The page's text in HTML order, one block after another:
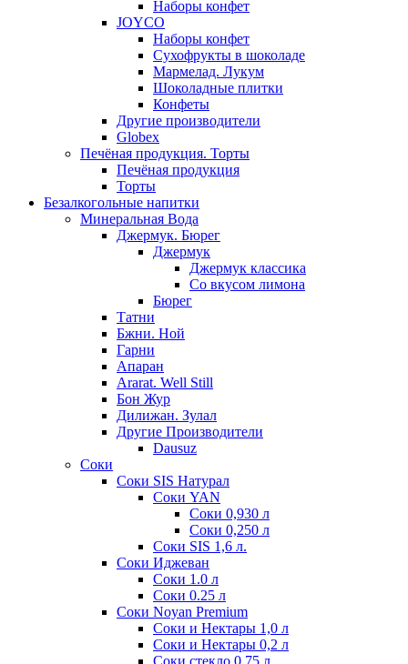
Наборы конфет
JOYCO
Наборы конфет
Сухофрукты в шоколаде
Мармелад. Лукум
Шоколадные плитки
Конфеты
Другие производители
Globex
Печёная продукция. Торты
Печёная продукция
Торты
Безалкогольные напитки
Минеральная Вода
Джермук. Бюрег
Джермук
Джермук классика
Со вкусом лимона
Бюрег
Татни
Бжни. Ной
Гарни
Апаран
Ararat. Well Still
Бон Жур
Дилижан. Зулал
Другие Производители
Dausuz
Соки
Соки SIS Натурал
Соки YAN
Соки 0,930 л
Соки 0,250 л
Соки SIS 1,6 л.
Соки Иджеван
Соки 1.0 л
Соки 0.25 л
Соки Noyan Premium
Соки и Нектары 1,0 л
Соки и Нектары 0,2 л
Соки стекло 0,75 л